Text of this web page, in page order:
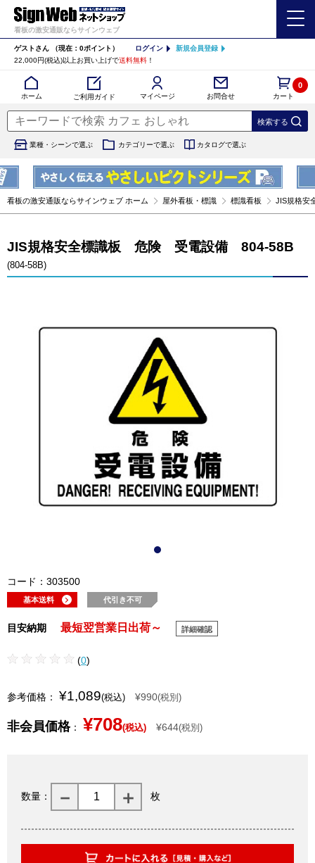
看板の激安通販ならサインウェブ
ゲストさん （現在：0ポイント） ログイン
新規会員登録
22,000円(税込)以上お買い上げで送料無料 ！
ホーム ご利用ガイド マイページ お問合せ カート
0
業種・シーンで選ぶ カテゴリーで選ぶ カタログで選ぶ
看板の激安通販ならサインウェブ ホーム 屋外看板・標識 標識看板 JIS規格
JIS規格安全標識板 危険 受電設備 804-58B
(804-58B)
コード：303500
基本送料 代引き不可
目安納期 最短翌営業日出荷～ 詳細確認
(0)
参考価格： ¥1,089(税込) ¥990(税別)
非会員価格： ¥708(税込) ¥644(税別)
数量： 枚